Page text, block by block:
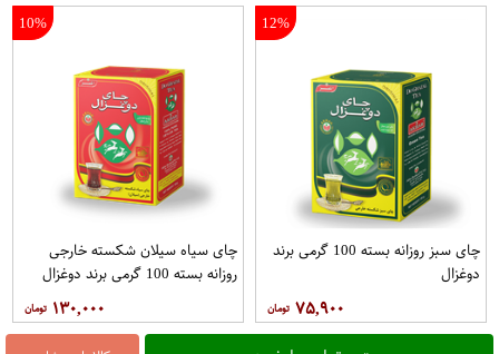
12%
چای سبز روزانه بسته 100 گرمی برند
دوغزال
۷۵,۹۰۰
10%
چای سیاه سیلان شکسته خارجی
روزانه بسته 100 گرمی برند دوغزال
۱۳۰,۰۰۰